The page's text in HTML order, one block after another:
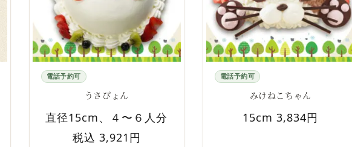
電話予約可
うさぴょん
直径15cm、４〜６人分
税込 3,921円
電話予約可
みけねこちゃん
15cm 3,834円